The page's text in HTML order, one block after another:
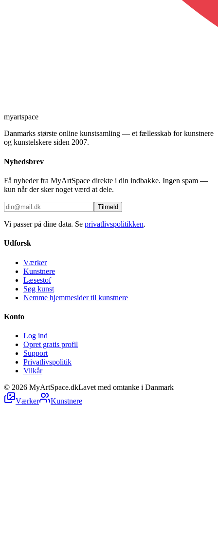
myartspace
Danmarks største online kunstsamling — et fællesskab for kunstnere
og kunstelskere siden 2007.
Nyhedsbrev
Få nyheder fra MyArtSpace direkte i din indbakke. Ingen spam —
kun når der sker noget værd at dele.
Tilmeld
Vi passer på dine data. Se privatlivspolitikken.
Udforsk
Værker
Kunstnere
Læsestof
Søg kunst
Nemme hjemmesider til kunstnere
Konto
Log ind
Opret gratis profil
Support
Privatlivspolitik
Vilkår
© 2026 MyArtSpace.dkLavet med omtanke i Danmark
Værker
Kunstnere